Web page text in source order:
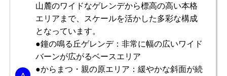
感動させられています。大きな斜面が作られたジャンプ台
があり、スピードをつけて飛び込み、空中でトリックを行
ったり、何かとアクティブに楽しめるスキー場です。
もっと見る
男性/20代
山麓のワイドなゲレンデから標高の高い本格
エリアまで、スケールを活かした多彩な構成
となっています。
●鐘の鳴る丘ゲレンデ：非常に幅の広いワイド
バーンが広がるベースエリア
●からまつ・親の原エリア：緩やかな斜面が続